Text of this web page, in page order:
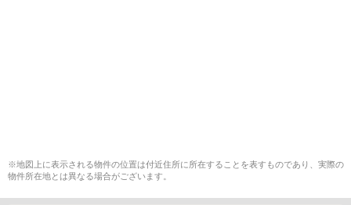
※地図上に表示される物件の位置は付近住所に所在することを表すものであり、実際の
物件所在地とは異なる場合がございます。